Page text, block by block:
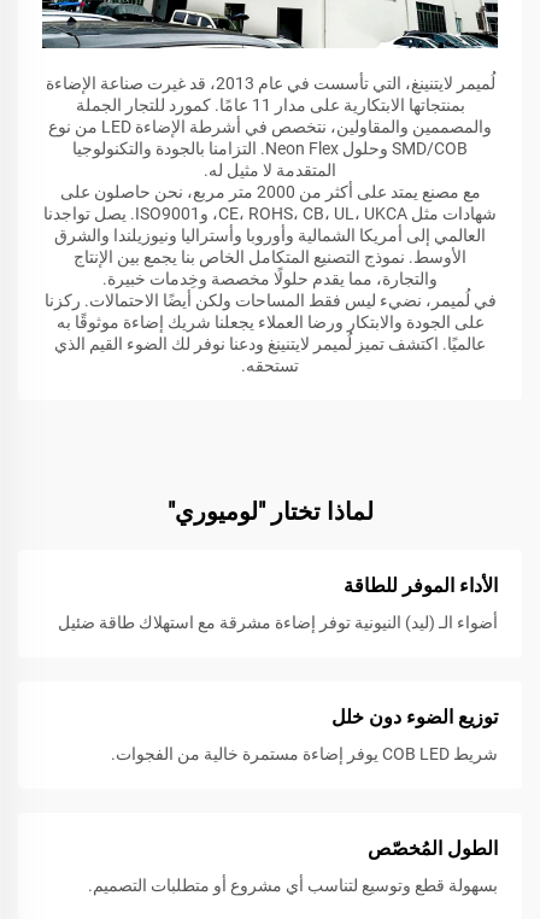
لُميمر لايتنينغ، التي تأسست في عام 2013، قد غيرت صناعة الإضاءة
بمنتجاتها الابتكارية على مدار 11 عامًا. كمورد للتجار الجملة
والمصممين والمقاولين، نتخصص في أشرطة الإضاءة LED من نوع
SMD/COB وحلول Neon Flex. التزامنا بالجودة والتكنولوجيا
المتقدمة لا مثيل له.
مع مصنع يمتد على أكثر من 2000 متر مربع، نحن حاصلون على
شهادات مثل CE، ROHS، CB، UL، UKCA، وISO9001. يصل تواجدنا
العالمي إلى أمريكا الشمالية وأوروبا وأستراليا ونيوزيلندا والشرق
الأوسط. نموذج التصنيع المتكامل الخاص بنا يجمع بين الإنتاج
والتجارة، مما يقدم حلولًا مخصصة وخِدمات خبيرة.
في لُميمر، نضيء ليس فقط المساحات ولكن أيضًا الاحتمالات. ركزنا
على الجودة والابتكار ورضا العملاء يجعلنا شريك إضاءة موثوقًا به
عالميًا. اكتشف تميز لُميمر لايتنينغ ودعنا نوفر لك الضوء القيم الذي
تستحقه.
لماذا تختار "لوميوري"
الأداء الموفر للطاقة
أضواء الـ (ليد) النيونية توفر إضاءة مشرقة مع استهلاك طاقة ضئيل
توزيع الضوء دون خلل
شريط COB LED يوفر إضاءة مستمرة خالية من الفجوات.
الطول المُخصّص
بسهولة قطع وتوسيع لتناسب أي مشروع أو متطلبات التصميم.